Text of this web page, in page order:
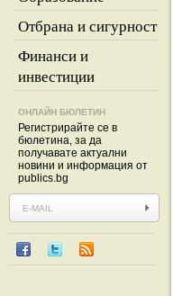
Отбрана и сигурност
Финанси и
инвестиции
ОНЛАЙН БЮЛЕТИН
Регистрирайте се в
бюлетина, за да
получавате актуални
новини и информация от
publics.bg